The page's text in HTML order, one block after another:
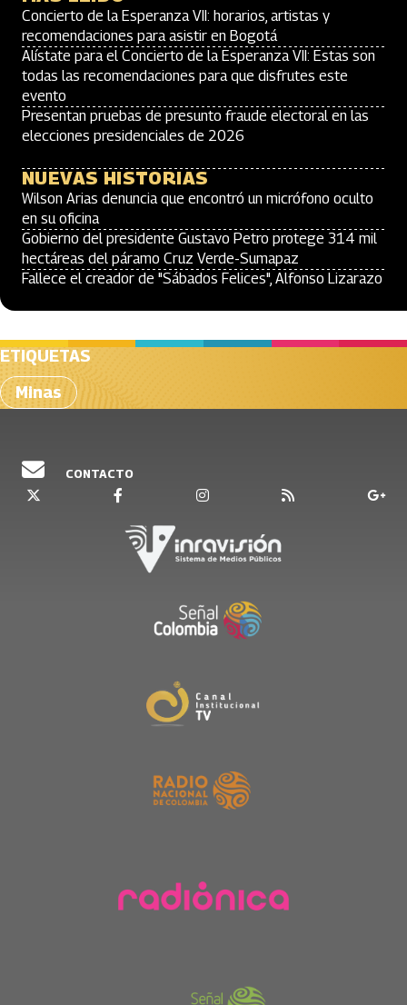
Concierto de la Esperanza VII: horarios, artistas y
recomendaciones para asistir en Bogotá
Alístate para el Concierto de la Esperanza VII: Estas son
todas las recomendaciones para que disfrutes este
evento
Presentan pruebas de presunto fraude electoral en las
elecciones presidenciales de 2026
NUEVAS HISTORIAS
Wilson Arias denuncia que encontró un micrófono oculto
en su oficina
Gobierno del presidente Gustavo Petro protege 314 mil
hectáreas del páramo Cruz Verde-Sumapaz
Fallece el creador de "Sábados Felices", Alfonso Lizarazo
ETIQUETAS
Minas
CONTACTO